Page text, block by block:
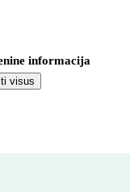
informacija
visus